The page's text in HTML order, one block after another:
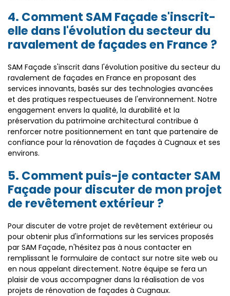
4. Comment SAM Façade s'inscrit-
elle dans l'évolution du secteur du
ravalement de façades en France ?
SAM Façade s'inscrit dans l'évolution positive du secteur du
ravalement de façades en France en proposant des
services innovants, basés sur des technologies avancées
et des pratiques respectueuses de l'environnement. Notre
engagement envers la qualité, la durabilité et la
préservation du patrimoine architectural contribue à
renforcer notre positionnement en tant que partenaire de
confiance pour la rénovation de façades à Cugnaux et ses
environs.
5. Comment puis-je contacter SAM
Façade pour discuter de mon projet
de revêtement extérieur ?
Pour discuter de votre projet de revêtement extérieur ou
pour obtenir plus d'informations sur les services proposés
par SAM Façade, n'hésitez pas à nous contacter en
remplissant le formulaire de contact sur notre site web ou
en nous appelant directement. Notre équipe se fera un
plaisir de vous accompagner dans la réalisation de vos
projets de rénovation de façades à Cugnaux.